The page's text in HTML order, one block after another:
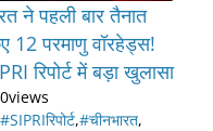
ने पहली बार तैनात
12 परमाणु वॉरहेड्स!
रिपोर्ट में बड़ा खुलासा
0views
#SIPRIरिपोर्ट,#चीनभारत,